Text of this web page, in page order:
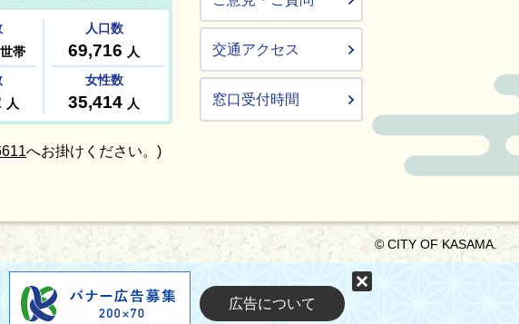
へお掛けください。)
交通アクセス
窓口受付時間
© CITY OF KASAMA.
広告について